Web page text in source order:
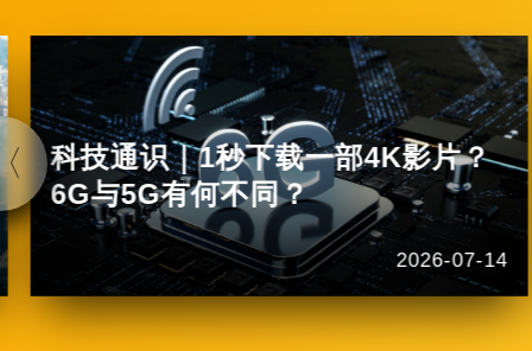
科技通识｜1秒下载一部4K影片？
6G与5G有何不同？
2026-07-14